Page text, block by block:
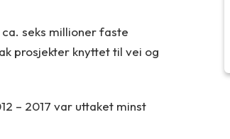
seks millioner faste
prosjekter knyttet til vei og
– 2017 var uttaket minst